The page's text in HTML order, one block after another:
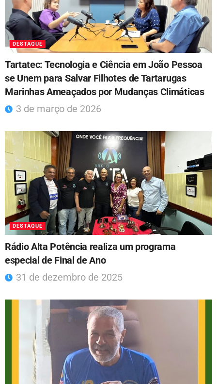
DESTAQUE
Tartatec: Tecnologia e Ciência em João Pessoa
se Unem para Salvar Filhotes de Tartarugas
Marinhas Ameaçados por Mudanças Climáticas
3 de março de 2026
DESTAQUE
Rádio Alta Potência realiza um programa
especial de Final de Ano
31 de dezembro de 2025